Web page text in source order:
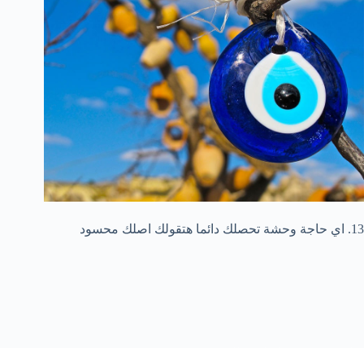
13. اي حاجة وحشة تحصلك دائما هتقولك اصلك محسود